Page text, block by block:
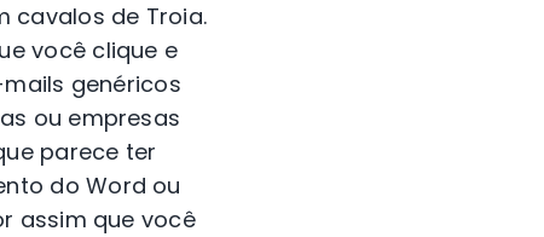
cavalos de Troia.
você clique e
genéricos
ou empresas
parece ter
do Word ou
assim que você